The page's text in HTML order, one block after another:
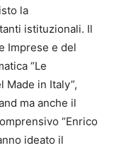
la
istituzionali. Il
Imprese e del
“Le
Made in Italy”,
ma anche il
“Enrico
ideato il